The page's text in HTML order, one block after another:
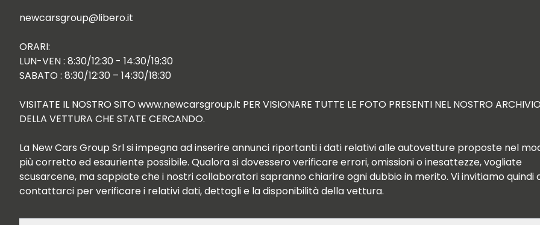
newcarsgroup@libero.it
ORARI:
LUN-VEN : 8:30/12:30 - 14:30/19:30
SABATO : 8:30/12:30 – 14:30/18:30
VISITATE IL NOSTRO SITO www.newcarsgroup.it PER VISIONARE TUTTE LE FOTO PRESENTI NEL NOSTRO
DELLA VETTURA CHE STATE CERCANDO.
La New Cars Group Srl si impegna ad inserire annunci riportanti i dati relativi alle autovetture proposte nel
più corretto ed esauriente possibile. Qualora si dovessero verificare errori, omissioni o inesattezze, vogliate
scusarcene, ma sappiate che i nostri collaboratori sapranno chiarire ogni dubbio in merito. Vi invitiamo quindi
contattarci per verificare i relativi dati, dettagli e la disponibilità della vettura.